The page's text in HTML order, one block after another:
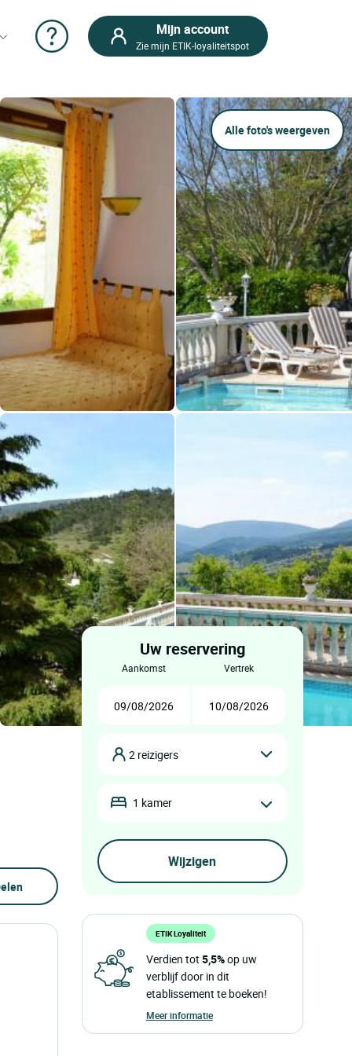
Mijn account
Zie mijn ETIK-loyaliteitspot
Alle foto's weergeven
Uw reservering
aankomst vertrek
2 reizigers
1 kamer
ETIK Loyaliteit
Verdien tot 5,5%op uw
verblijf door in dit
etablissement te boeken!
Meer informatie